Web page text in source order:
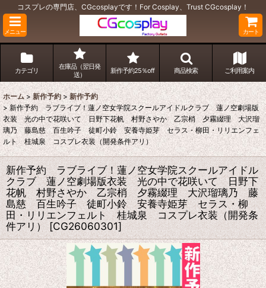
コスプレの専門店、CGcosplayです！For Cosplay、Trust CGcosplay！
メニュー カート
カテゴリ
在庫品（翌日発
送）
新作予約25％off 商品検索 ご利用案内
ホーム > 新作予約 > 新作予約
> 新作予約 ラブライブ！蓮ノ空女学院スクールアイドルクラブ 蓮ノ空劇場版
衣装 光の中で花咲いて 日野下花帆 村野さやか 乙宗梢 夕霧綴理 大沢瑠
璃乃 藤島慈 百生吟子 徒町小鈴 安養寺姫芽 セラス・柳田・リリエンフェ
ルト 桂城泉 コスプレ衣装（開発条件アリ）
新作予約 ラブライブ！蓮ノ空女学院スクールアイドル
クラブ 蓮ノ空劇場版衣装 光の中で花咲いて 日野下
花帆 村野さやか 乙宗梢 夕霧綴理 大沢瑠璃乃 藤
島慈 百生吟子 徒町小鈴 安養寺姫芽 セラス・柳
田・リリエンフェルト 桂城泉 コスプレ衣装（開発条
件アリ） [CG26060301]